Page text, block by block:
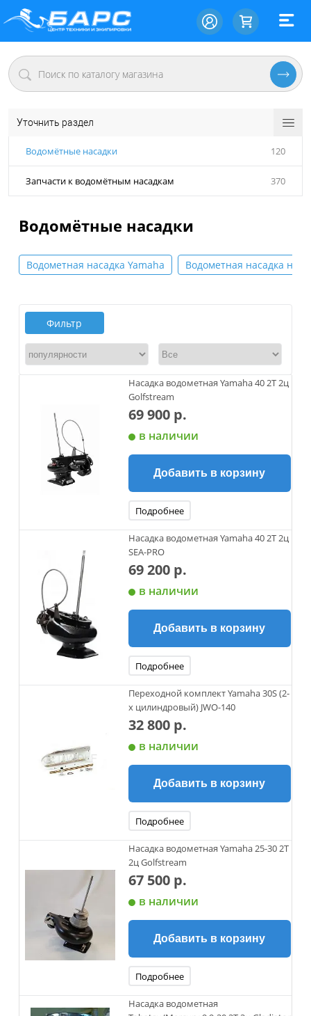
Уточнить раздел
Водомётные насадки 120
Запчасти к водомётным насадкам 370
Водомётные насадки
Водометная насадка Yamaha Водометная насадка на
Фильтр
Насадка водометная Yamaha 40 2Т 2ц
Golfstream
69 900 р.
в наличии
Добавить в корзину
Подробнее
Насадка водометная Yamaha 40 2Т 2ц
SEA-PRO
69 200 р.
в наличии
Добавить в корзину
Подробнее
Переходной комплект Yamaha 30S (2-
х цилиндровый) JWO-140
32 800 р.
в наличии
Добавить в корзину
Подробнее
Насадка водометная Yamaha 25-30 2Т
2ц Golfstream
67 500 р.
в наличии
Добавить в корзину
Подробнее
Насадка водометная